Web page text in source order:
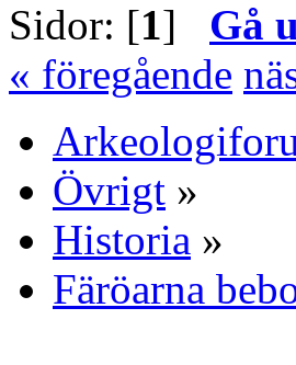
Sidor: [1] Gå
« föregående
Övrigt »
Historia »
Färöarna